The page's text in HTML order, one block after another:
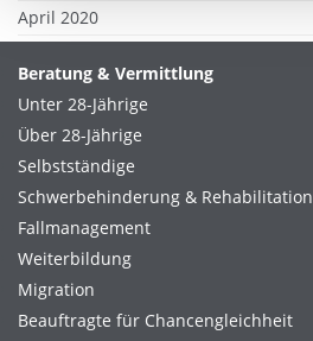
April 2020
Beratung & Vermittlung
Unter 28-Jährige
Über 28-Jährige
Selbstständige
Schwerbehinderung & Rehabilitation
Fallmanagement
Weiterbildung
Migration
Beauftragte für Chancengleichheit